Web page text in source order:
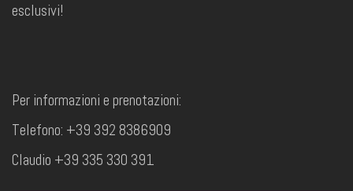
esclusivi!
Per informazioni e prenotazioni:
Telefono: +39 392 8386909
Claudio +39 335 330 391